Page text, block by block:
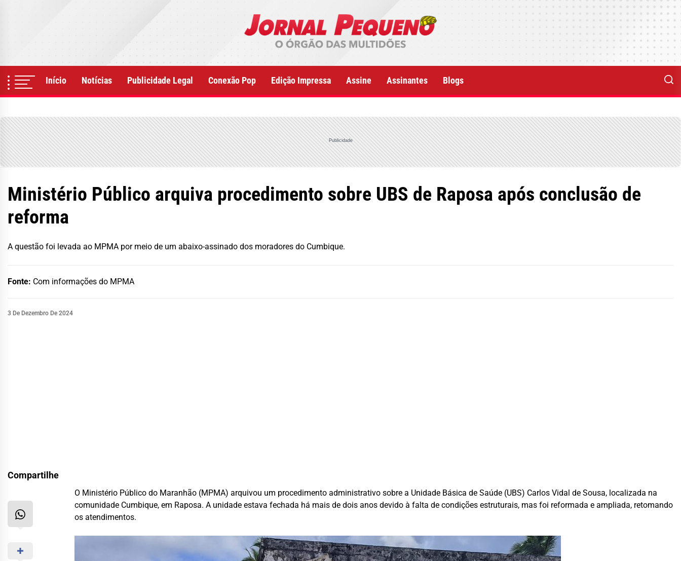
Início Notícias Publicidade Legal Conexão Pop Edição Impressa Assine Assinantes Blogs
Publicidade
Ministério Público arquiva procedimento sobre UBS de Raposa após conclusão de
reforma
A questão foi levada ao MPMA por meio de um abaixo-assinado dos moradores do Cumbique.
Fonte: Com informações do MPMA
3 De Dezembro De 2024
Compartilhe
O Ministério Público do Maranhão (MPMA) arquivou um procedimento administrativo sobre a Unidade Básica de Saúde (UBS) Carlos Vidal de Sousa, localizada na
comunidade Cumbique, em Raposa. A unidade estava fechada há mais de dois anos devido à falta de condições estruturais, mas foi reformada e ampliada, retomando
os atendimentos.